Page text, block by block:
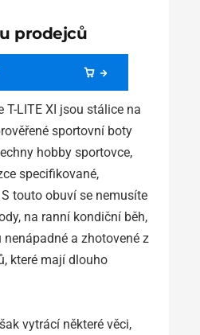
prodejců
T-LITE XI jsou stálice na
sportovní boty
hobby sportovce,
specifikované,
touto obuví se nemusíte
na ranní kondiční běh,
a zhotovené z
které mají dlouho
vytrácí některé věci,